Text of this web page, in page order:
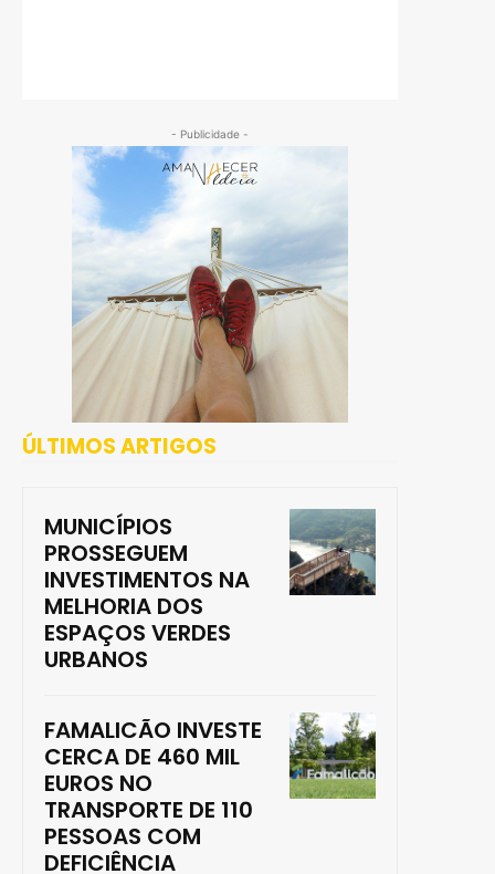
- Publicidade -
ÚLTIMOS ARTIGOS
MUNICÍPIOS
PROSSEGUEM
INVESTIMENTOS NA
MELHORIA DOS
ESPAÇOS VERDES
URBANOS
FAMALICÃO INVESTE
CERCA DE 460 MIL
EUROS NO
TRANSPORTE DE 110
PESSOAS COM
DEFICIÊNCIA